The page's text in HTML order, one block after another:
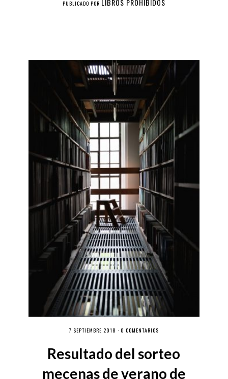
PUBLICADO POR LIBROS PROHIBIDOS
7 SEPTIEMBRE 2018 · 0 COMENTARIOS
Resultado del sorteo
mecenas de verano de